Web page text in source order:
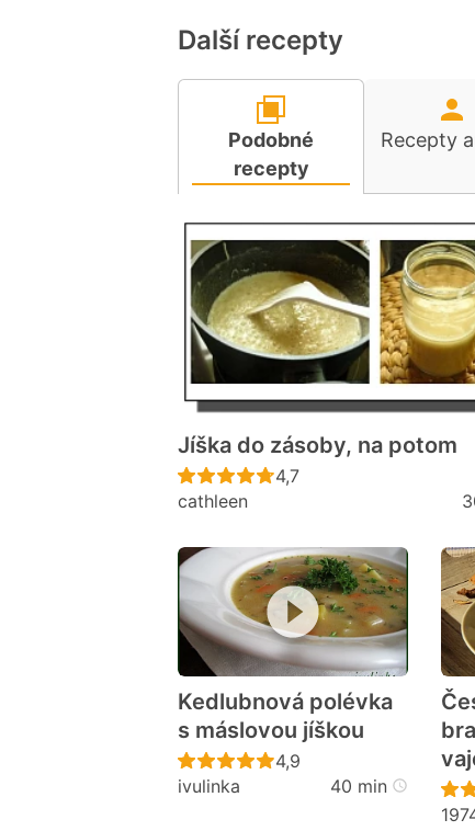
Další recepty
Podobné
recepty
Recepty
Jíška do zásoby, na potom
Recept ještě nebyl
4,7
cathleen
Kedlubnová polévka
s máslovou jíškou
Recept ještě nebyl
4,9
ivulinka
40 min